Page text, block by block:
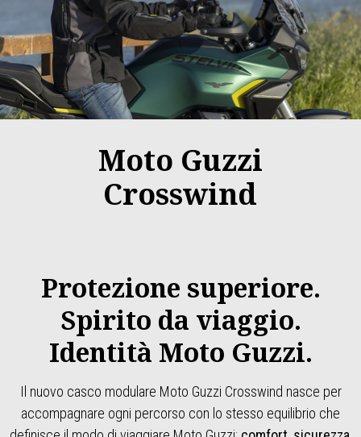
Moto Guzzi
Crosswind
Protezione superiore.
Spirito da viaggio.
Identità Moto Guzzi.
Il nuovo casco modulare Moto Guzzi Crosswind nasce per
accompagnare ogni percorso con lo stesso equilibrio che